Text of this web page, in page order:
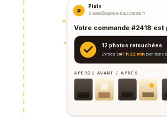
P
Pixis
à marie@agence-haussmann.fr
Votre commande #2418 est
12 photos retouchées
Livrées en41 h 22 min— bien dans
APERÇU AVANT / APRÈS